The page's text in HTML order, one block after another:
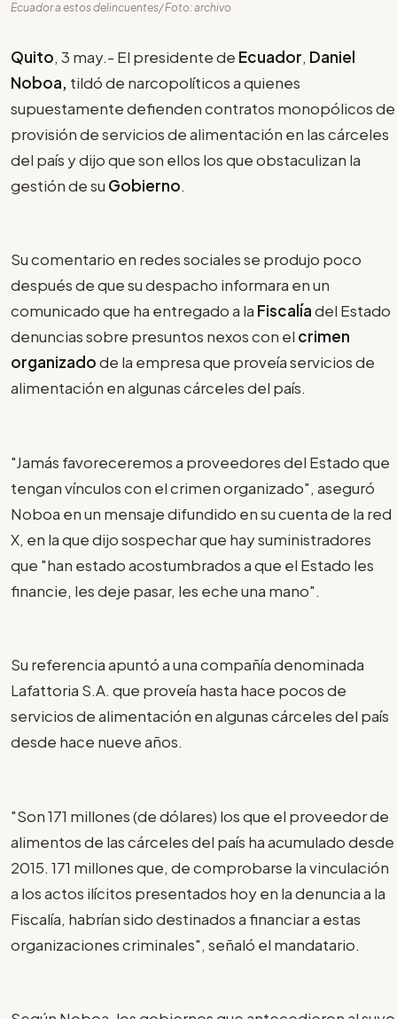
Ecuador a estos delincuentes/ Foto: archivo
Quito, 3 may.- El presidente de Ecuador, Daniel
Noboa, tildó de narcopolíticos a quienes
supuestamente defienden contratos monopólicos de
provisión de servicios de alimentación en las cárceles
del país y dijo que son ellos los que obstaculizan la
gestión de su Gobierno.
Su comentario en redes sociales se produjo poco
después de que su despacho informara en un
comunicado que ha entregado a la Fiscalíadel Estado
denuncias sobre presuntos nexos con el crimen
organizadode la empresa que proveía servicios de
alimentación en algunas cárceles del país.
"Jamás favoreceremos a proveedores del Estado que
tengan vínculos con el crimen organizado", aseguró
Noboa en un mensaje difundido en su cuenta de la red
X, en la que dijo sospechar que hay suministradores
que "han estado acostumbrados a que el Estado les
financie, les deje pasar, les eche una mano".
Su referencia apuntó a una compañía denominada
Lafattoria S.A. que proveía hasta hace pocos de
servicios de alimentación en algunas cárceles del país
desde hace nueve años.
"Son 171 millones (de dólares) los que el proveedor de
alimentos de las cárceles del país ha acumulado desde
2015. 171 millones que, de comprobarse la vinculación
a los actos ilícitos presentados hoy en la denuncia a la
Fiscalía, habrían sido destinados a financiar a estas
organizaciones criminales", señaló el mandatario.